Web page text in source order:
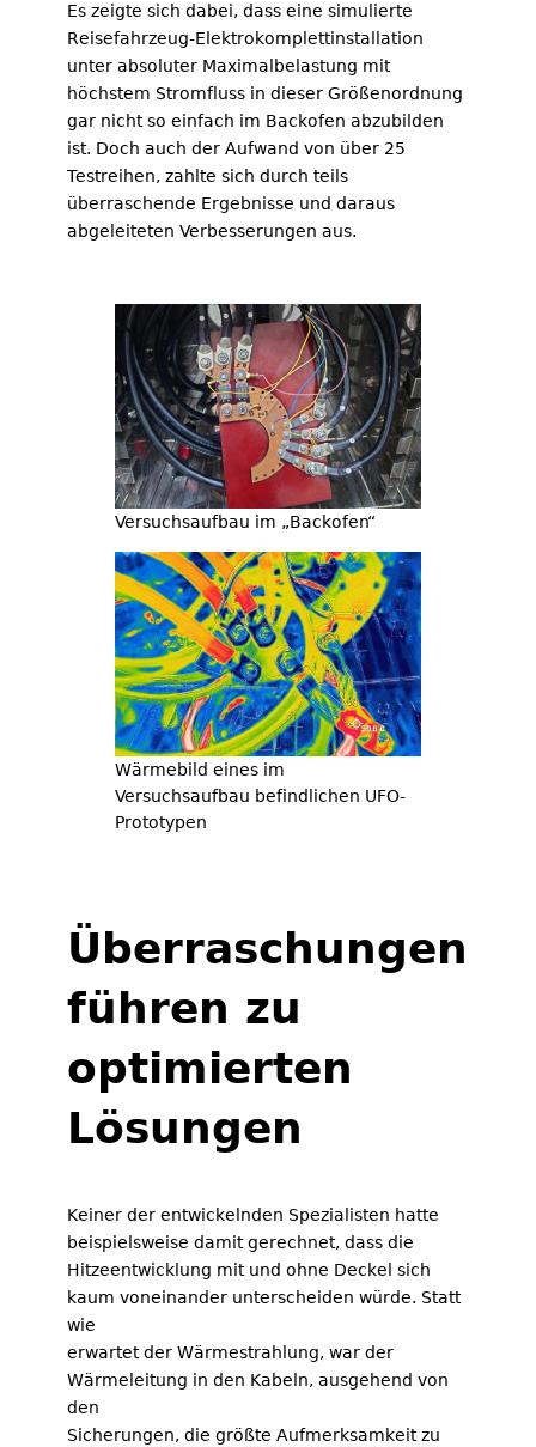
Es zeigte sich dabei, dass eine simulierte
Reisefahrzeug-Elektrokomplettinstallation
unter absoluter Maximalbelastung mit
höchstem Stromfluss in dieser Größenordnung
gar nicht so einfach im Backofen abzubilden
ist. Doch auch der Aufwand von über 25
Testreihen, zahlte sich durch teils
überraschende Ergebnisse und daraus
abgeleiteten Verbesserungen aus.
Versuchsaufbau im „Backofen“
Wärmebild eines im
Versuchsaufbau befindlichen UFO-
Prototypen
Überraschungen
führen zu
optimierten
Lösungen
Keiner der entwickelnden Spezialisten hatte
beispielsweise damit gerechnet, dass die
Hitzeentwicklung mit und ohne Deckel sich
kaum voneinander unterscheiden würde. Statt
wie
erwartet der Wärmestrahlung, war der
Wärmeleitung in den Kabeln, ausgehend von
den
Sicherungen, die größte Aufmerksamkeit zu